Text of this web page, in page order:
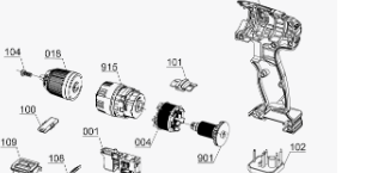
Precisamos do seu consentimento para
carregar o serviço Google Maps!
This content is not permitted to load due
to trackers that are not disclosed to the
visitor. The website owner needs to setup
the site with their CMP to add this content